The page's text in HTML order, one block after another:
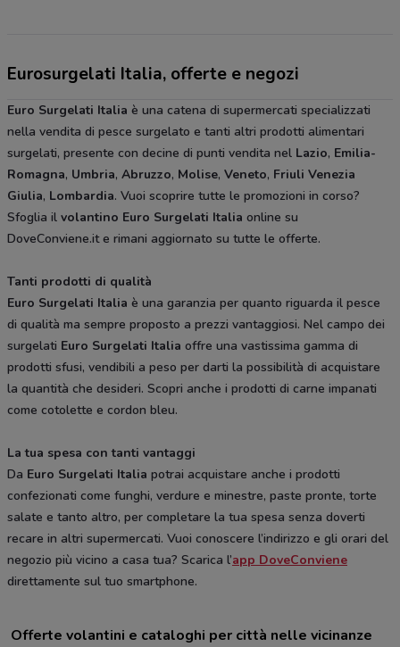
Eurosurgelati Italia, offerte e negozi
Euro Surgelati Italia è una catena di supermercati specializzati
nella vendita di pesce surgelato e tanti altri prodotti alimentari
surgelati, presente con decine di punti vendita nel Lazio, Emilia-
Romagna, Umbria, Abruzzo, Molise, Veneto, Friuli Venezia
Giulia, Lombardia. Vuoi scoprire tutte le promozioni in corso?
Sfoglia il volantino Euro Surgelati Italia online su
DoveConviene.it e rimani aggiornato su tutte le offerte.
Tanti prodotti di qualità
Euro Surgelati Italia è una garanzia per quanto riguarda il pesce
di qualità ma sempre proposto a prezzi vantaggiosi. Nel campo dei
surgelati Euro Surgelati Italia offre una vastissima gamma di
prodotti sfusi, vendibili a peso per darti la possibilità di acquistare
la quantità che desideri. Scopri anche i prodotti di carne impanati
come cotolette e cordon bleu.
La tua spesa con tanti vantaggi
Da Euro Surgelati Italia potrai acquistare anche i prodotti
confezionati come funghi, verdure e minestre, paste pronte, torte
salate e tanto altro, per completare la tua spesa senza doverti
recare in altri supermercati. Vuoi conoscere l’indirizzo e gli orari del
negozio più vicino a casa tua? Scarica l’app DoveConviene
direttamente sul tuo smartphone.
Offerte volantini e cataloghi per città nelle vicinanze